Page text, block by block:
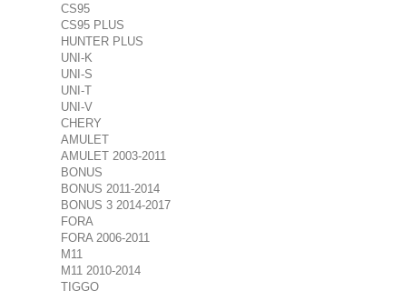
CS95
CS95 PLUS
HUNTER PLUS
UNI-K
UNI-S
UNI-T
UNI-V
CHERY
AMULET
AMULET 2003-2011
BONUS
BONUS 2011-2014
BONUS 3 2014-2017
FORA
FORA 2006-2011
M11
M11 2010-2014
TIGGO